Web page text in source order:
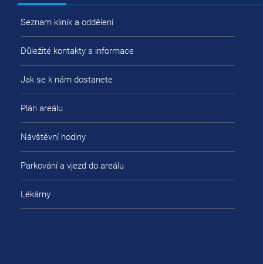
Seznam klinik a oddělení
Důležité kontakty a informace
Jak se k nám dostanete
Plán areálu
Návštěvní hodiny
Parkování a vjezd do areálu
Lékárny